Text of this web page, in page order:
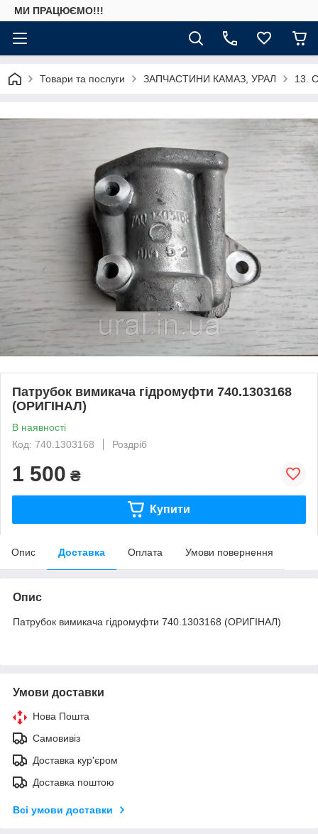
МИ ПРАЦЮЄМО!!!
Товари та послуги ЗАПЧАСТИНИ КАМАЗ, УРАЛ 13.
Патрубок вимикача гідромуфти 740.1303168
(ОРИГІНАЛ)
В наявності
Код: 740.1303168
Роздріб
1 500 ₴
Купити
Опис Доставка Оплата Умови повернення
Опис
Патрубок вимикача гідромуфти 740.1303168 (ОРИГІНАЛ)
Умови доставки
Нова Пошта
Самовивіз
Доставка кур'єром
Доставка поштою
Всі умови доставки